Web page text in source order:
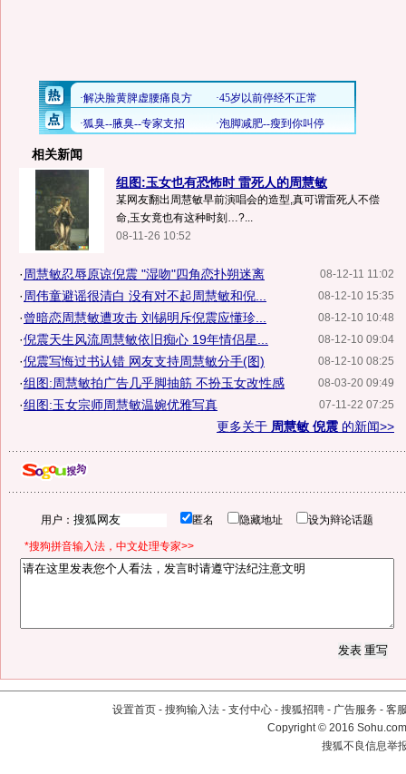
相关新闻
组图:玉女也有恐怖时 雷死人的周慧敏
某网友翻出周慧敏早前演唱会的造型,真可谓雷死人不偿
命,玉女竟也有这种时刻…?...
08-11-26 10:52
08-12-11 11:02
· 周慧敏忍辱原谅倪震 "湿吻"四角恋扑朔迷离
08-12-10 15:35
· 周伟童避谣很清白 没有对不起周慧敏和倪...
08-12-10 10:48
·曾暗恋周慧敏遭攻击 刘锡明斥倪震应懂珍...
08-12-10 09:04
·倪震天生风流周慧敏依旧痴心 19年情侣星...
08-12-10 08:25
·倪震写悔过书认错 网友支持周慧敏分手(图)
08-03-20 09:49
·组图:周慧敏拍广告几乎脚抽筋 不扮玉女改性感
07-11-22 07:25
·组图:玉女宗师周慧敏温婉优雅写真
更多关于 周慧敏 倪震 的新闻>>
用户： 匿名 隐藏地址 设为辩论话题
*搜狗拼音输入法，中文处理专家>>
设置首页 - 搜狗输入法 - 支付中心 - 搜狐招聘 - 广告服务 - 客
Copyright©2016
搜狐不良信息举